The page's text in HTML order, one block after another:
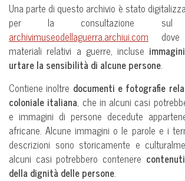
Una parte di questo archivio è stato
per la consultazione
archivimuseodellaguerra.archiui.com dove
materiali relativi a guerre, incluse
urtare la sensibilità di alcune persone.
Contiene inoltre documenti e fotografie
coloniale italiana, che in alcuni casi
e immagini di persone decedute
africane. Alcune immagini o le parole e i
descrizioni sono storicamente e
alcuni casi potrebbero contenere
della dignità delle persone.